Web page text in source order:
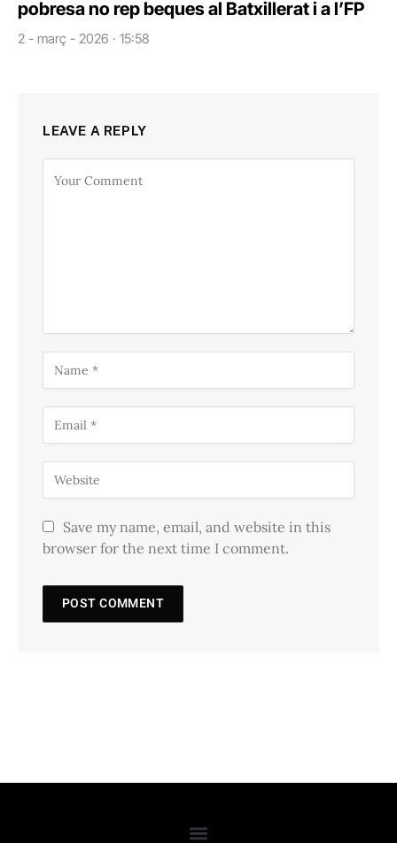
pobresa no rep beques al Batxillerat i a l’FP
2 - març - 2026 · 15:58
LEAVE A REPLY
Save my name, email, and website in this
browser for the next time I comment.